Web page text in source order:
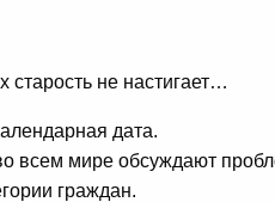
старость не настигает…
дата.
всем мире обсуждают
граждан.